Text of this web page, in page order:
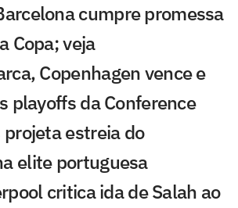
cumpre promessa
Copa; veja
Copenhagen vence e
playoffs da Conference
estreia do
elite portuguesa
critica ida de Salah ao